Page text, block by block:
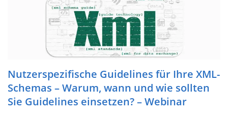
Nutzerspezifische Guidelines für Ihre XML-
Schemas – Warum, wann und wie sollten
Sie Guidelines einsetzen? – Webinar